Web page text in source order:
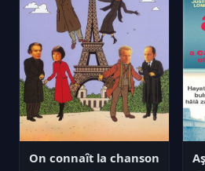
On connaît la chanson